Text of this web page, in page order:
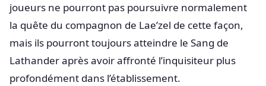
joueurs ne pourront pas poursuivre normalement
la quête du compagnon de Lae’zel de cette façon,
mais ils pourront toujours atteindre le Sang de
Lathander après avoir affronté l’inquisiteur plus
profondément dans l’établissement.